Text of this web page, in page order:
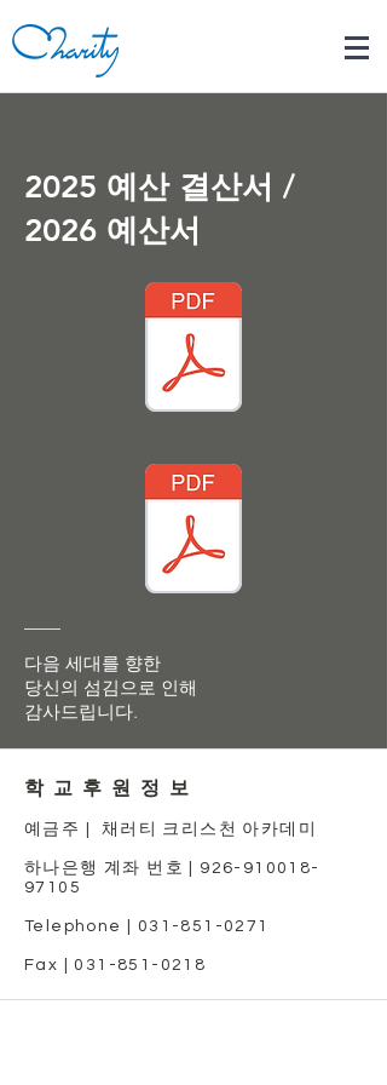
2025 예산 결산서 /
2026 예산서
다음 세대를 향한
당신의 섬김으로 인해
감사드립니다.
학 교 후 원 정 보
예금주 | 채러티 크리스천 아카데미
​하나은행 ​계좌 번호 | 926-910018-
97105
Telephone | 031-851-0271
Fax | 031-851-0218